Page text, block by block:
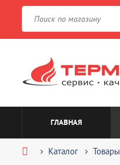
ГЛАВНАЯ
Каталог